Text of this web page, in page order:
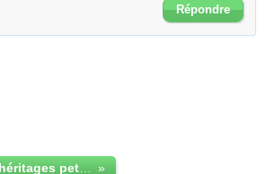
Répondre
»